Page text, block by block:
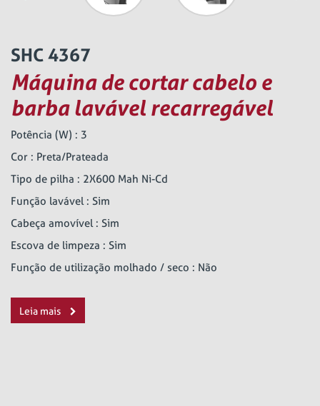
SHC 4367
Máquina de cortar cabelo e
barba lavável recarregável
Potência (W) : 3
Cor : Preta/Prateada
Tipo de pilha : 2X600 Mah Ni-Cd
Função lavável : Sim
Cabeça amovível : Sim
Escova de limpeza : Sim
Função de utilização molhado / seco : Não
Leia mais